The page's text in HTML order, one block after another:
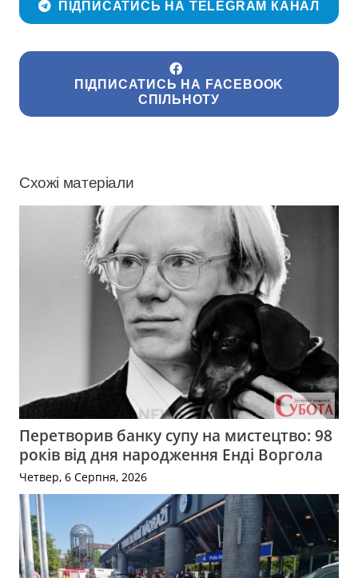
ПІДПИСАТИСЬ НА TELEGRAM КАНАЛ
ПІДПИСАТИСЬ НА FACEBOOK
СПІЛЬНОТУ
Схожі матеріали
Перетворив банку супу на мистецтво: 98
років від дня народження Енді Воргола
Четвер, 6 Серпня, 2026